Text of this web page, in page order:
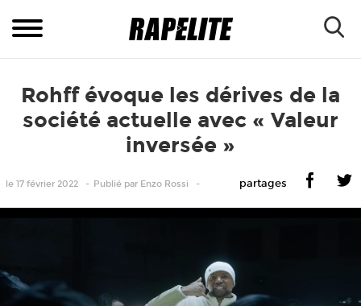
Rohff évoque les dérives de la
société actuelle avec « Valeur
inversée »
le 17 février 2022 Publiépar Enzo Rossi partages